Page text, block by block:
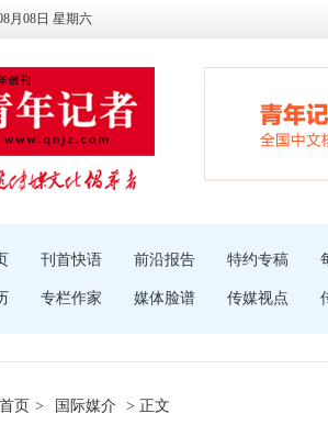
月08日 星期六
刊首快语 前沿报告 特约专稿
专栏作家 媒体脸谱 传媒视点
首页 > 国际媒介 > 正文